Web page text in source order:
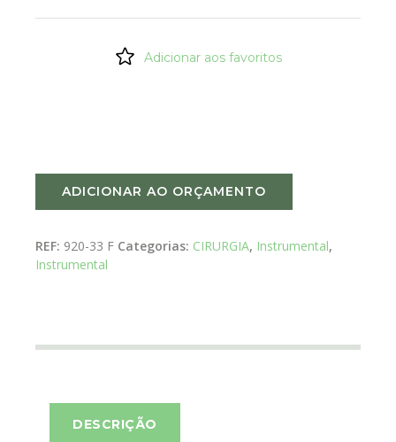
Adicionar aos favoritos
ADICIONAR AO ORÇAMENTO
REF: 920-33 F Categorias: CIRURGIA, Instrumental,
Instrumental
DESCRIÇÃO